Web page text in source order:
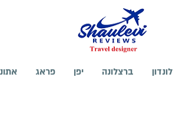
לונדון ברצלונה יפן פראג